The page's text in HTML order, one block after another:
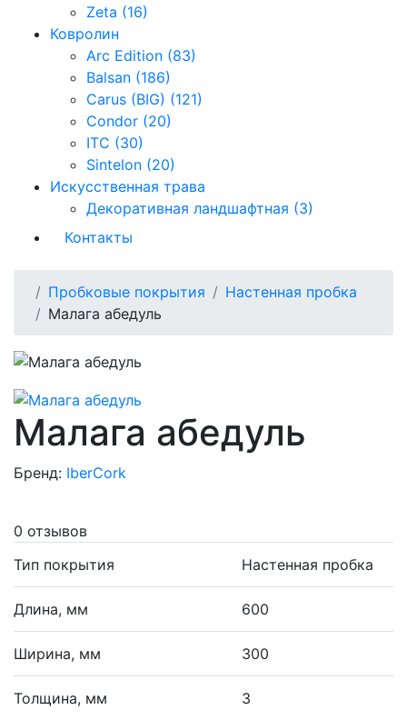
Zeta (16)
Ковролин
Arc Edition (83)
Balsan (186)
Carus (BIG) (121)
Condor (20)
ITC (30)
Sintelon (20)
Искусственная трава
Декоративная ландшафтная (3)
Контакты
Пробковые покрытия
Настенная пробка
Малага абедуль
Малага абедуль
Бренд: IberCork
0 отзывов
Тип покрытия
Настенная пробка
Длина, мм 600
Ширина, мм 300
Толщина, мм 3